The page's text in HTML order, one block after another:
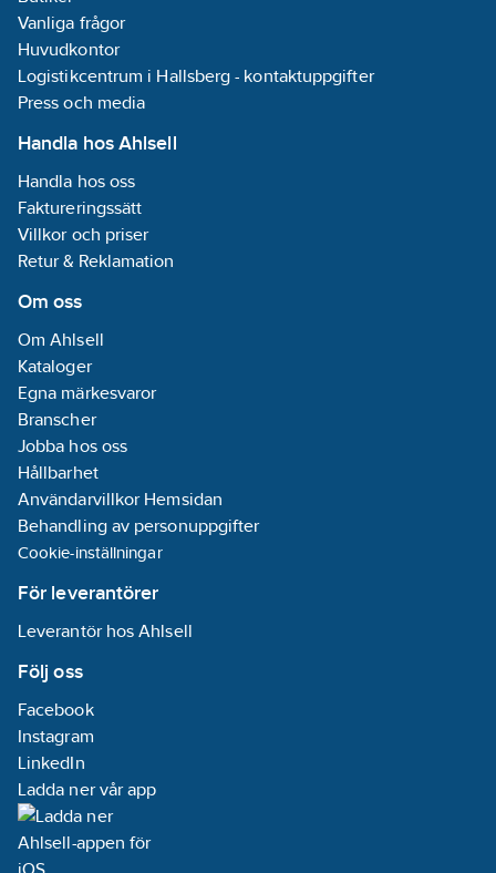
Vanliga frågor
Huvudkontor
Logistikcentrum i Hallsberg - kontaktuppgifter
Press och media
Handla hos Ahlsell
Handla hos oss
Faktureringssätt
Villkor och priser
Retur & Reklamation
Om oss
Om Ahlsell
Kataloger
Egna märkesvaror
Branscher
Jobba hos oss
Hållbarhet
Användarvillkor Hemsidan
Behandling av personuppgifter
Cookie-inställningar
För leverantörer
Leverantör hos Ahlsell
Följ oss
Facebook
Instagram
LinkedIn
Ladda ner vår app